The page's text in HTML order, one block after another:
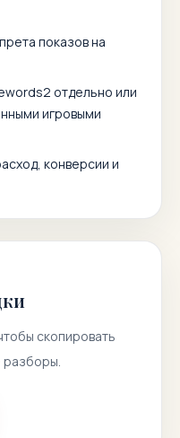
показов на
отдельно или
игровыми
конверсии и
скопировать
разборы.